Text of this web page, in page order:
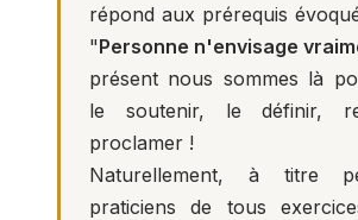
répond aux prérequis
"Personne n'envisage
présent nous sommes là
le soutenir, le définir,
proclamer !
Naturellement, à titre
praticiens de tous